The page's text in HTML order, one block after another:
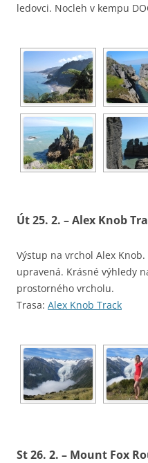
ledovci. Nocleh v kempu
Út 25. 2. – Alex Knob
Výstup na vrchol Alex
upravená. Krásné výhledy
prostorného vrcholu.
Trasa: Alex Knob Track
St 26. 2. – Mount Fox